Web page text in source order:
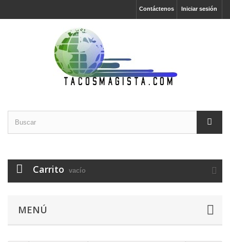
Iniciar sesión
Contáctenos
Carrito vacío
MENÚ